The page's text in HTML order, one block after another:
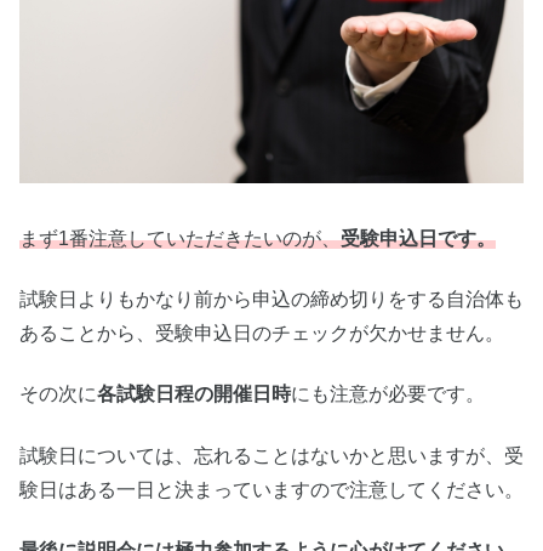
まず1番注意していただきたいのが、受験申込日です。
試験日よりもかなり前から申込の締め切りをする自治体も
あることから、受験申込日のチェックが欠かせません。
その次に各試験日程の開催日時にも注意が必要です。
試験日については、忘れることはないかと思いますが、受
験日はある一日と決まっていますので注意してください。